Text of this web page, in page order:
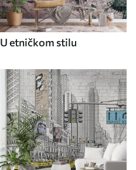
U etničkom stilu